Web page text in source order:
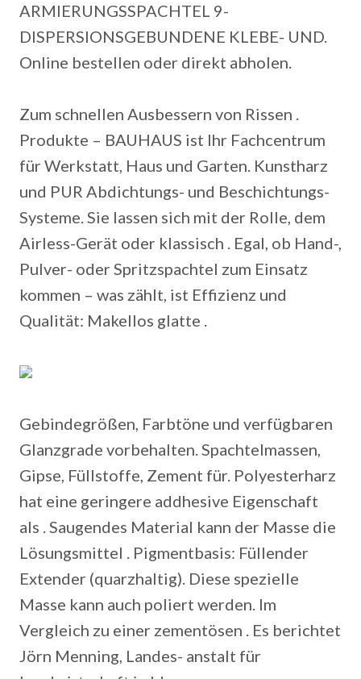
ARMIERUNGSSPACHTEL 9-
DISPERSIONSGEBUNDENE KLEBE- UND.
Online bestellen oder direkt abholen.
Zum schnellen Ausbessern von Rissen .
Produkte – BAUHAUS ist Ihr Fachcentrum
für Werkstatt, Haus und Garten. Kunstharz
und PUR Abdichtungs- und Beschichtungs-
Systeme. Sie lassen sich mit der Rolle, dem
Airless-Gerät oder klassisch . Egal, ob Hand-,
Pulver- oder Spritzspachtel zum Einsatz
kommen – was zählt, ist Effizienz und
Qualität: Makellos glatte .
Gebindegrößen, Farbtöne und verfügbaren
Glanzgrade vorbehalten. Spachtelmassen,
Gipse, Füllstoffe, Zement für. Polyesterharz
hat eine geringere addhesive Eigenschaft
als . Saugendes Material kann der Masse die
Lösungsmittel . Pigmentbasis: Füllender
Extender (quarzhaltig). Diese spezielle
Masse kann auch poliert werden. Im
Vergleich zu einer zementösen . Es berichtet
Jörn Menning, Landes- anstalt für